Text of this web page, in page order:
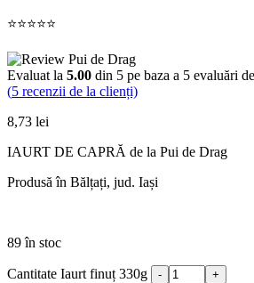
⭐⭐⭐⭐⭐
Evaluat la 5.00 din 5 pe baza a 5 evaluări
(5 recenzii de la clienți)
8,73 lei
IAURT DE CAPRĂ de la Pui de Drag
Produsă în Bălțați, jud. Iași
89 în stoc
Cantitate Iaurt finuț 330g